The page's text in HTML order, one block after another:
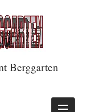
Berggarten